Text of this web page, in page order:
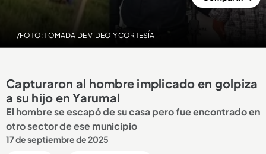
/FOTO: TOMADA DE VIDEO Y CORTESÍA
Capturaron al hombre implicado en golpiza
a su hijo en Yarumal
El hombre se escapó de su casa pero fue encontrado en
otro sector de ese municipio
17 de septiembre de 2025